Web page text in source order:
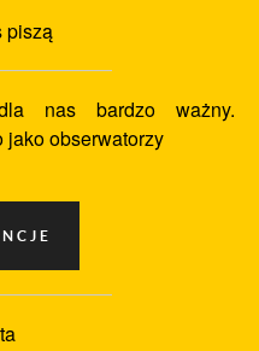
piszą
nas bardzo ważny.
jako obserwatorzy